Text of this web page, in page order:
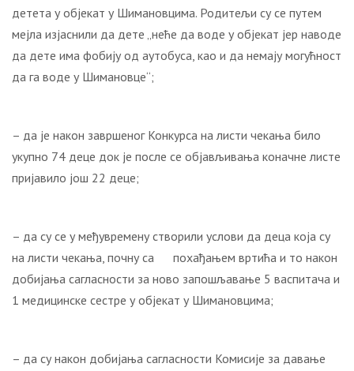
детета у објекат у Шимановцима. Родитељи су се путем
мејла изјаснили да дете „неће да воде у објекат јер наводе
да дете има фобију од аутобуса, као и да немају могућност
да га воде у Шимановце“;
– да је након завршеног Конкурса на листи чекања било
укупно 74 деце док је после се објављивања коначне листе
пријавило још 22 деце;
– да су се у међувремену створили услови да деца која су
на листи чекања, почну са похађањем вртића и то након
добијања сагласности за ново запошљавање 5 васпитача и
1 медицинске сестре у објекат у Шимановцима;
– да су након добијања сагласности Комисије за давање